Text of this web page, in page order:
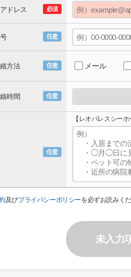
必須
ドレス
任意
任意
方法 メール
任意
時間
任意
【レオパレスシー
及びプライバシーポリシーを必ずお読みく
未入力